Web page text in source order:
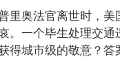
里奥法官离世时，
。一个毕生处理交通
得城市级的敬意？答